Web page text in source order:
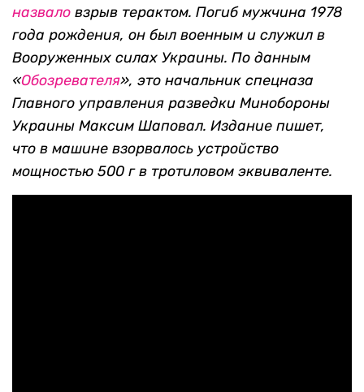
назвало взрыв терактом. Погиб мужчина 1978
года рождения, он был военным и служил в
Вооруженных силах Украины. По данным
«Обозревателя», это начальник спецназа
Главного управления разведки Минобороны
Украины Максим Шаповал. Издание пишет,
что в машине взорвалось устройство
мощностью 500 г в тротиловом эквиваленте.